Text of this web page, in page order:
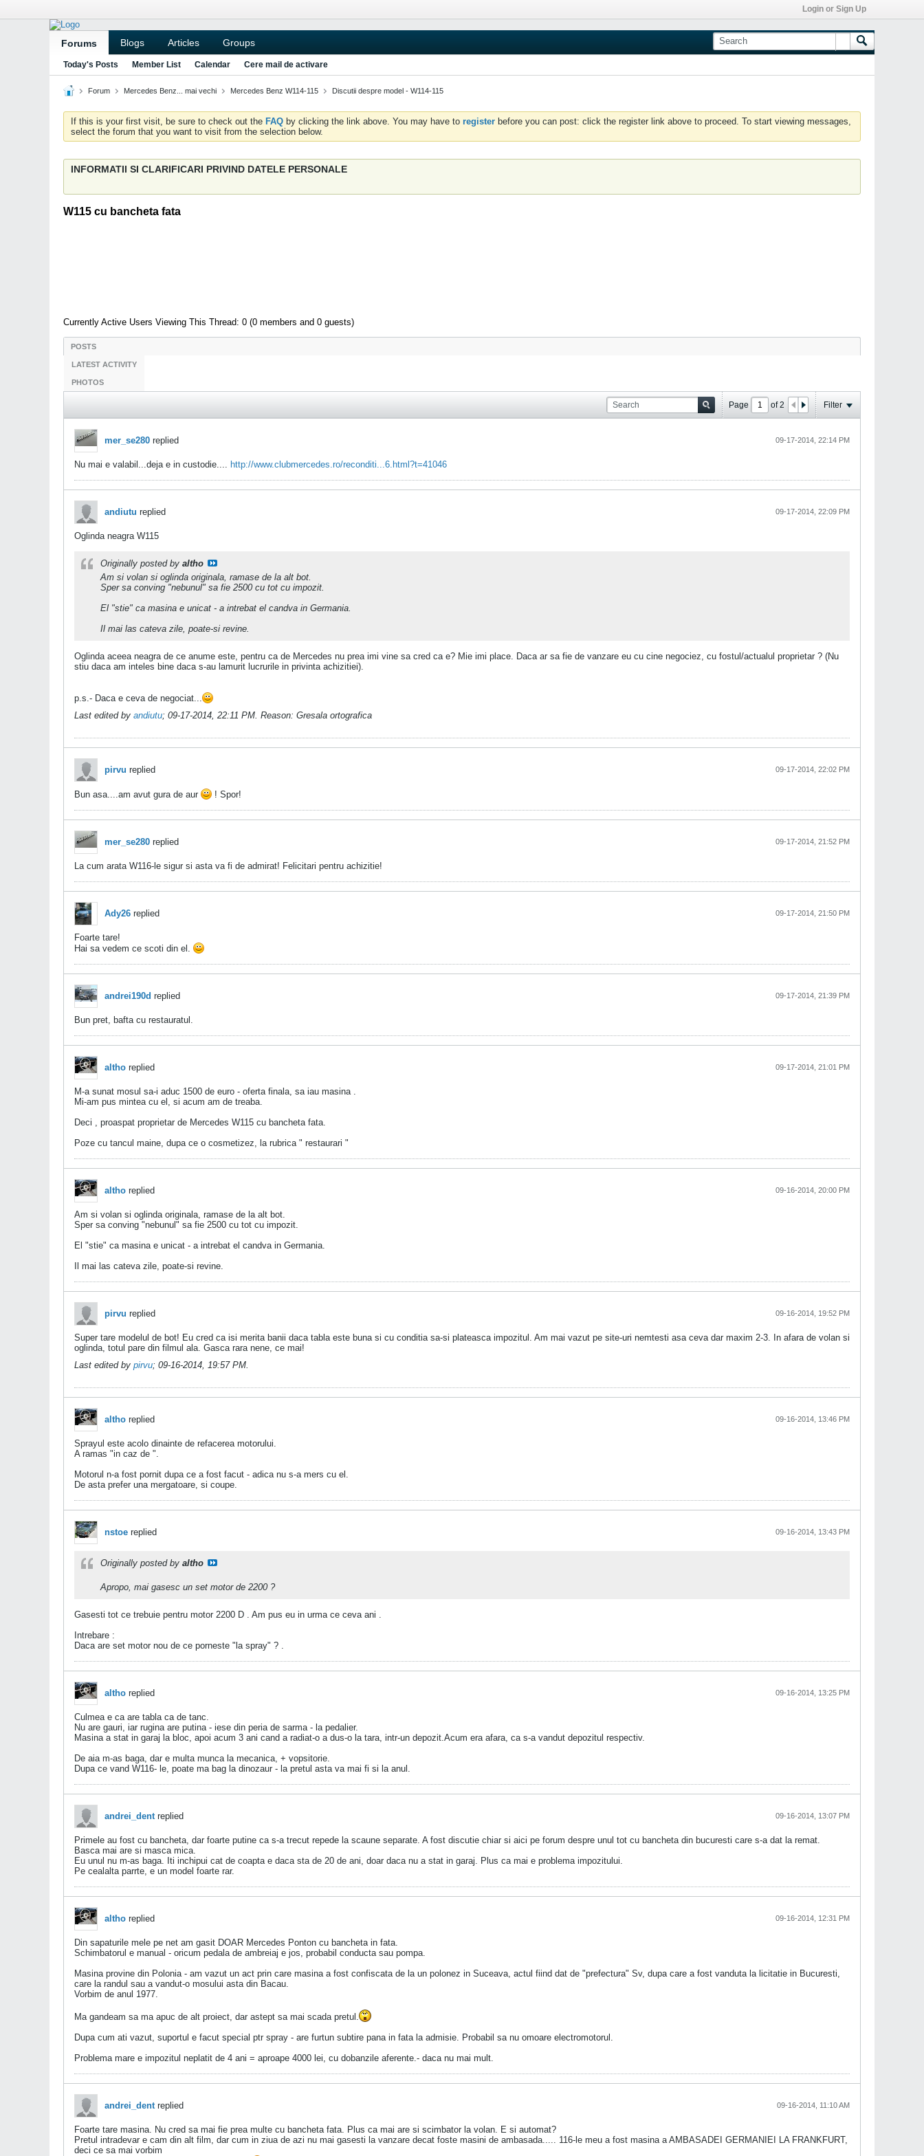
Login or Sign Up
Forums Blogs Articles Groups
Today's Posts Member List Calendar Cere mail de activare
Forum Mercedes Benz... mai vechi Mercedes Benz W114-115 Discutii despre model - W114-115
If this is your first visit, be sure to check out the FAQ by clicking the link above. You may have to register before you can post: click the register link above to proceed. To start viewing messages,
select the forum that you want to visit from the selection below.
INFORMATII SI CLARIFICARI PRIVIND DATELE PERSONALE
W115 cu bancheta fata
Currently Active Users Viewing This Thread: 0 (0 members and 0 guests)
POSTS
LATEST ACTIVITY
PHOTOS
Page of2 Filter
mer_se280 replied 09-17-2014, 22:14 PM
Nu mai e valabil...deja e in custodie.... http://www.clubmercedes.ro/reconditi...6.html?t=41046
andiutu replied 09-17-2014, 22:09 PM
Oglinda neagra W115
Originally posted by altho
Am si volan si oglinda originala, ramase de la alt bot.
Sper sa conving "nebunul" sa fie 2500 cu tot cu impozit.
El "stie" ca masina e unicat - a intrebat el candva in Germania.
Il mai las cateva zile, poate-si revine.
Oglinda aceea neagra de ce anume este, pentru ca de Mercedes nu prea imi vine sa cred ca e? Mie imi place. Daca ar sa fie de vanzare eu cu cine negociez, cu fostul/actualul proprietar ? (Nu
stiu daca am inteles bine daca s-au lamurit lucrurile in privinta achizitiei).
p.s.- Daca e ceva de negociat...
Last edited by andiutu; 09-17-2014, 22:11 PM. Reason: Gresala ortografica
pirvu replied 09-17-2014, 22:02 PM
Bun asa....am avut gura de aur ! Spor!
mer_se280 replied 09-17-2014, 21:52 PM
La cum arata W116-le sigur si asta va fi de admirat! Felicitari pentru achizitie!
Ady26 replied 09-17-2014, 21:50 PM
Foarte tare!
Hai sa vedem ce scoti din el.
andrei190d replied 09-17-2014, 21:39 PM
Bun pret, bafta cu restauratul.
altho replied 09-17-2014, 21:01 PM
M-a sunat mosul sa-i aduc 1500 de euro - oferta finala, sa iau masina .
Mi-am pus mintea cu el, si acum am de treaba.
Deci , proaspat proprietar de Mercedes W115 cu bancheta fata.
Poze cu tancul maine, dupa ce o cosmetizez, la rubrica " restaurari "
altho replied 09-16-2014, 20:00 PM
Am si volan si oglinda originala, ramase de la alt bot.
Sper sa conving "nebunul" sa fie 2500 cu tot cu impozit.
El "stie" ca masina e unicat - a intrebat el candva in Germania.
Il mai las cateva zile, poate-si revine.
pirvu replied 09-16-2014, 19:52 PM
Super tare modelul de bot! Eu cred ca isi merita banii daca tabla este buna si cu conditia sa-si plateasca impozitul. Am mai vazut pe site-uri nemtesti asa ceva dar maxim 2-3. In afara de volan si
oglinda, totul pare din filmul ala. Gasca rara nene, ce mai!
Last edited by pirvu; 09-16-2014, 19:57 PM.
altho replied 09-16-2014, 13:46 PM
Sprayul este acolo dinainte de refacerea motorului.
A ramas "in caz de ".
Motorul n-a fost pornit dupa ce a fost facut - adica nu s-a mers cu el.
De asta prefer una mergatoare, si coupe.
nstoe replied 09-16-2014, 13:43 PM
Originally posted by altho
Apropo, mai gasesc un set motor de 2200 ?
Gasesti tot ce trebuie pentru motor 2200 D . Am pus eu in urma ce ceva ani .
Intrebare :
Daca are set motor nou de ce porneste "la spray" ? .
altho replied 09-16-2014, 13:25 PM
Culmea e ca are tabla ca de tanc.
Nu are gauri, iar rugina are putina - iese din peria de sarma - la pedalier.
Masina a stat in garaj la bloc, apoi acum 3 ani cand a radiat-o a dus-o la tara, intr-un depozit.Acum era afara, ca s-a vandut depozitul respectiv.
De aia m-as baga, dar e multa munca la mecanica, + vopsitorie.
Dupa ce vand W116- le, poate ma bag la dinozaur - la pretul asta va mai fi si la anul.
andrei_dentreplied 09-16-2014, 13:07 PM
Primele au fost cu bancheta, dar foarte putine ca s-a trecut repede la scaune separate. A fost discutie chiar si aici pe forum despre unul tot cu bancheta din bucuresti care s-a dat la remat.
Basca mai are si masca mica.
Eu unul nu m-as baga. Iti inchipui cat de coapta e daca sta de 20 de ani, doar daca nu a stat in garaj. Plus ca mai e problema impozitului.
Pe cealalta parrte, e un model foarte rar.
altho replied 09-16-2014, 12:31 PM
Din sapaturile mele pe net am gasit DOAR Mercedes Ponton cu bancheta in fata.
Schimbatorul e manual - oricum pedala de ambreiaj e jos, probabil conducta sau pompa.
Masina provine din Polonia - am vazut un act prin care masina a fost confiscata de la un polonez in Suceava, actul fiind dat de "prefectura" Sv, dupa care a fost vanduta la licitatie in Bucuresti,
care la randul sau a vandut-o mosului asta din Bacau.
Vorbim de anul 1977.
Ma gandeam sa ma apuc de alt proiect, dar astept sa mai scada pretul.
Dupa cum ati vazut, suportul e facut special ptr spray - are furtun subtire pana in fata la admisie. Probabil sa nu omoare electromotorul.
Problema mare e impozitul neplatit de 4 ani = aproape 4000 lei, cu dobanzile aferente.- daca nu mai mult.
andrei_dentreplied 09-16-2014, 11:10 AM
Foarte tare masina. Nu cred sa mai fie prea multe cu bancheta fata. Plus ca mai are si scimbator la volan. E si automat?
Pretul intradevar e cam din alt film, dar cum in ziua de azi nu mai gasesti la vanzare decat foste masini de ambasada..... 116-le meu a fost masina a AMBASADEI GERMANIEI LA FRANKFURT,
deci ce sa mai vorbim